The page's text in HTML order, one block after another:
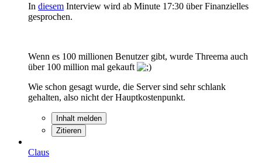
In diesem Interview wird ab Minute 17:30 über Finanzielles
gesprochen.
Wenn es 100 millionen Benutzer gibt, wurde Threema auch
über 100 million mal gekauft
Wie schon gesagt wurde, die Server sind sehr schlank
gehalten, also nicht der Hauptkostenpunkt.
Inhalt melden
Zitieren
Claus